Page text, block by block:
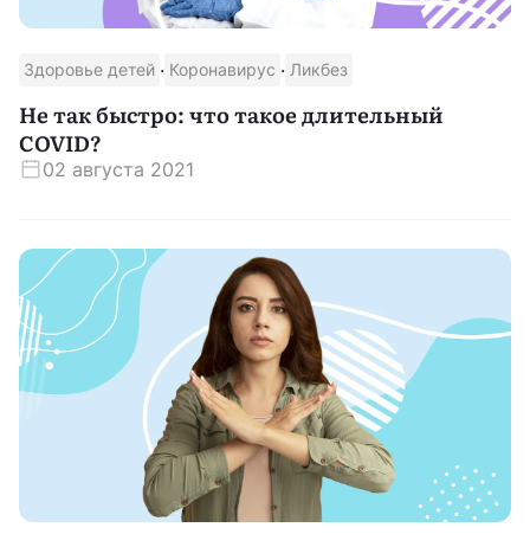
Здоровье детей · Коронавирус · Ликбез
Не так быстро: что такое длительный
COVID?
02 августа 2021